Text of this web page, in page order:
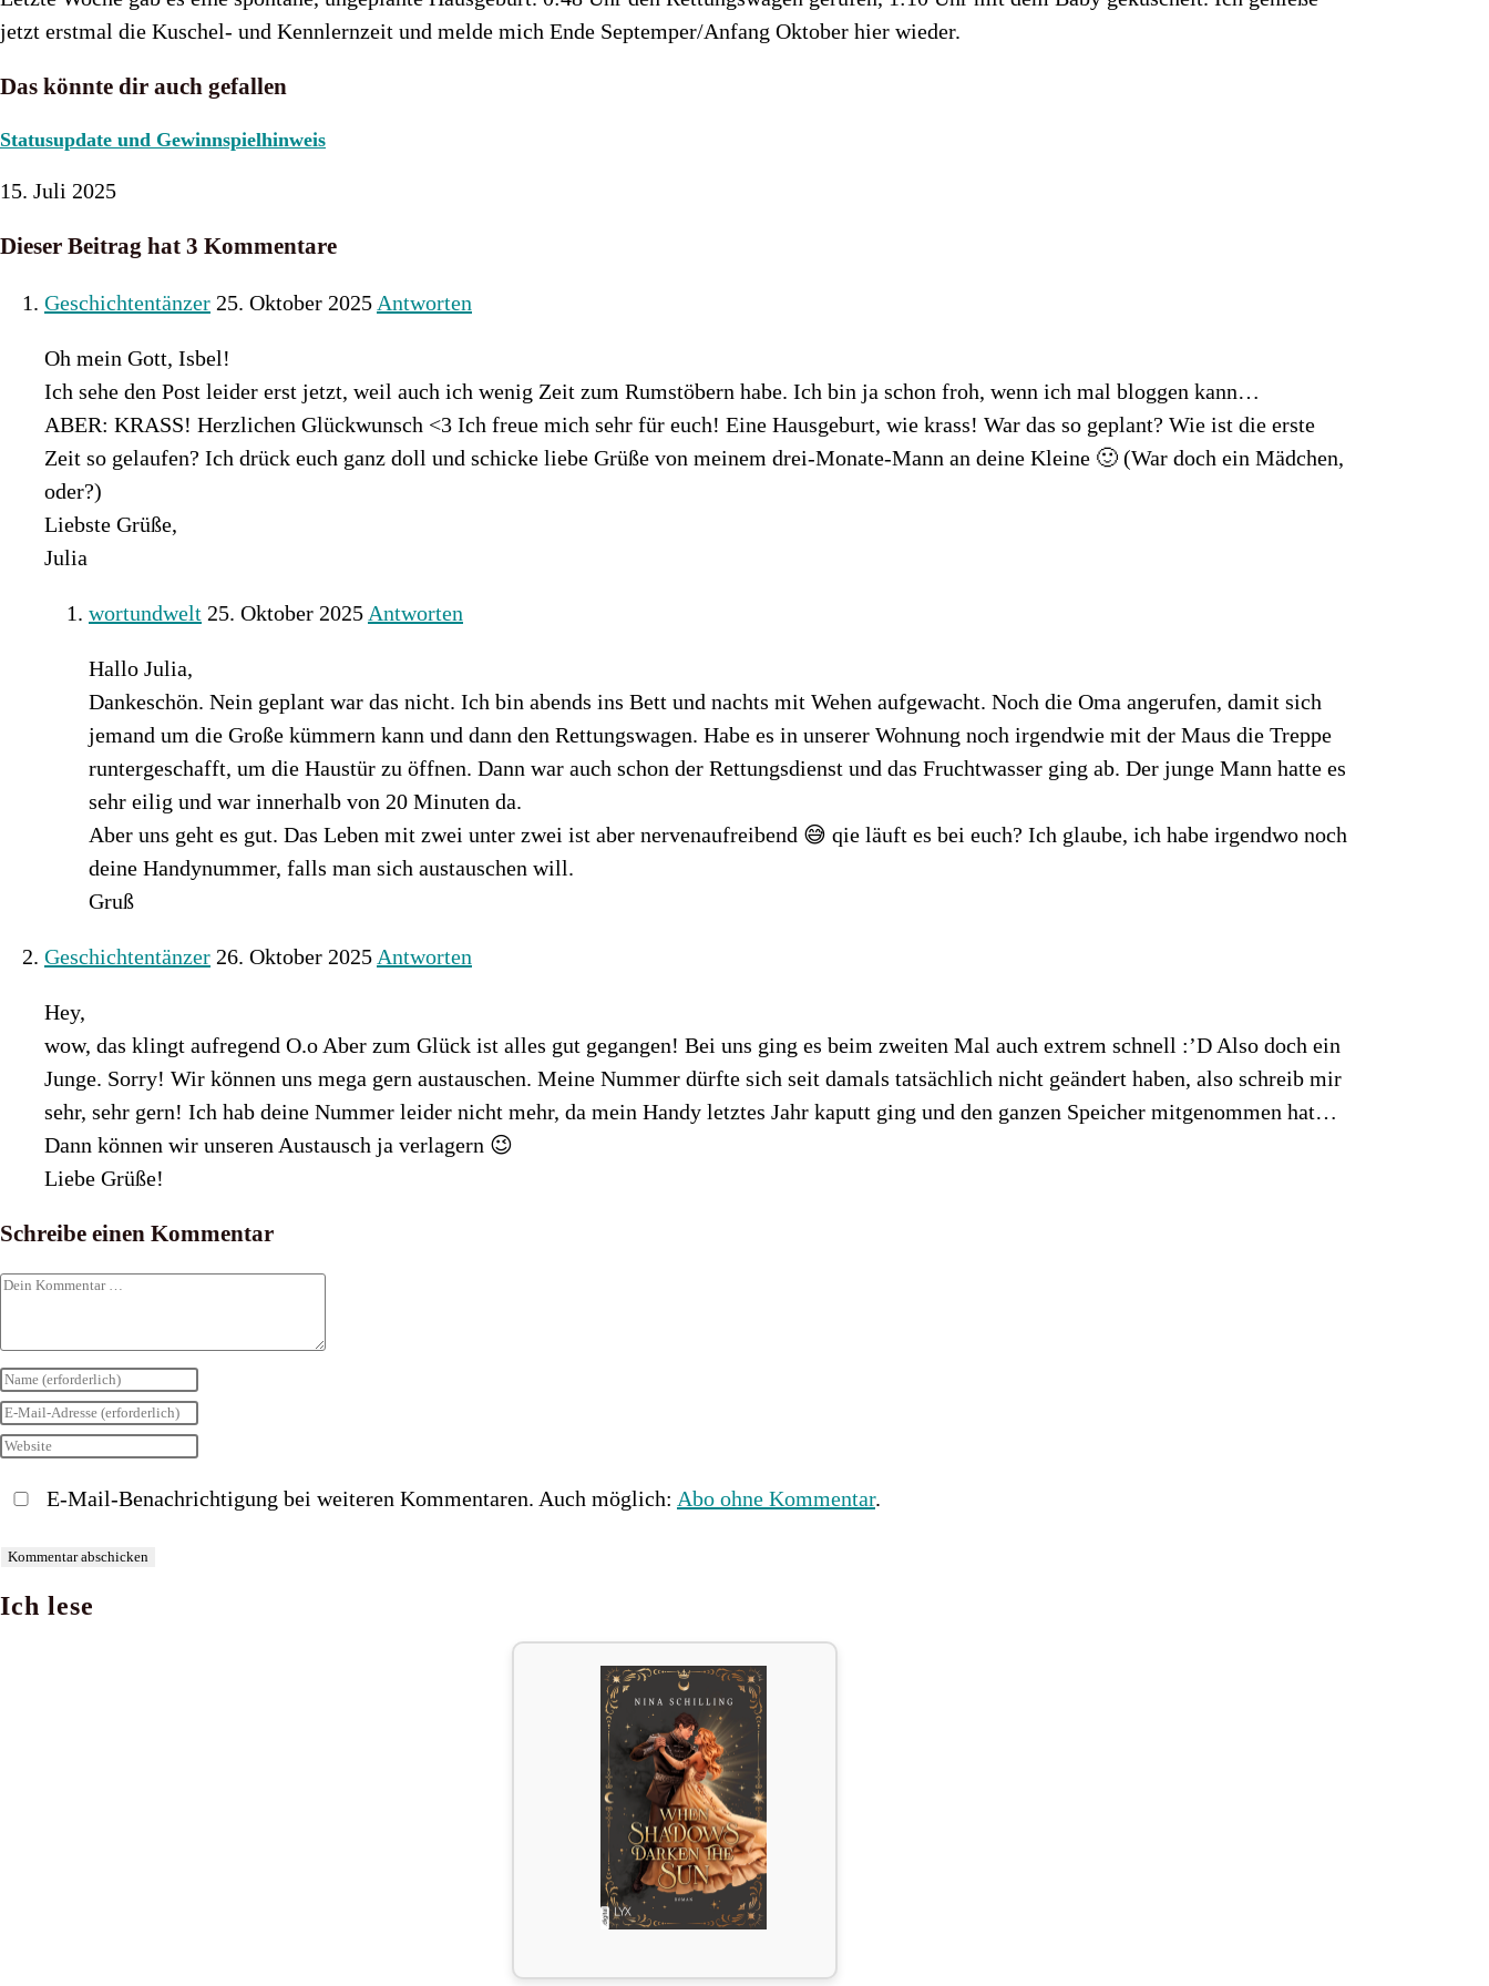
jetzt erstmal die Kuschel- und Kennlernzeit und melde mich Ende Septemper/Anfang Oktober hier wieder.
Das könnte dir auch gefallen
Statusupdate und Gewinnspielhinweis
15. Juli 2025
Dieser Beitrag hat 3 Kommentare
Geschichtentänzer 25. Oktober 2025 Antworten
Oh mein Gott, Isbel!
Ich sehe den Post leider erst jetzt, weil auch ich wenig Zeit zum Rumstöbern habe. Ich bin ja schon froh, wenn ich mal bloggen kann…
ABER: KRASS! Herzlichen Glückwunsch <3 Ich freue mich sehr für euch! Eine Hausgeburt, wie krass! War das so geplant? Wie ist die erste
Zeit so gelaufen? Ich drück euch ganz doll und schicke liebe Grüße von meinem drei-Monate-Mann an deine Kleine 🙂 (War doch ein Mädchen,
oder?)
Liebste Grüße,
Julia
wortundwelt 25. Oktober 2025 Antworten
Hallo Julia,
Dankeschön. Nein geplant war das nicht. Ich bin abends ins Bett und nachts mit Wehen aufgewacht. Noch die Oma angerufen, damit sich
jemand um die Große kümmern kann und dann den Rettungswagen. Habe es in unserer Wohnung noch irgendwie mit der Maus die Treppe
runtergeschafft, um die Haustür zu öffnen. Dann war auch schon der Rettungsdienst und das Fruchtwasser ging ab. Der junge Mann hatte es
sehr eilig und war innerhalb von 20 Minuten da.
Aber uns geht es gut. Das Leben mit zwei unter zwei ist aber nervenaufreibend 😅 qie läuft es bei euch? Ich glaube, ich habe irgendwo noch
deine Handynummer, falls man sich austauschen will.
Gruß
Geschichtentänzer 26. Oktober 2025 Antworten
Hey,
wow, das klingt aufregend O.o Aber zum Glück ist alles gut gegangen! Bei uns ging es beim zweiten Mal auch extrem schnell :’D Also doch ein
Junge. Sorry! Wir können uns mega gern austauschen. Meine Nummer dürfte sich seit damals tatsächlich nicht geändert haben, also schreib mir
sehr, sehr gern! Ich hab deine Nummer leider nicht mehr, da mein Handy letztes Jahr kaputt ging und den ganzen Speicher mitgenommen hat…
Dann können wir unseren Austausch ja verlagern 😉
Liebe Grüße!
Schreibe einen Kommentar
Kommentar
Gib
deinen
Namen
Benutzernamen
ein
Gib
deine
Mail-
Kommentieren
Gib
Website-
(optional)
E-Mail-Benachrichtigung bei weiteren Kommentaren. Auch möglich: Abo ohne Kommentar.
Ich lese